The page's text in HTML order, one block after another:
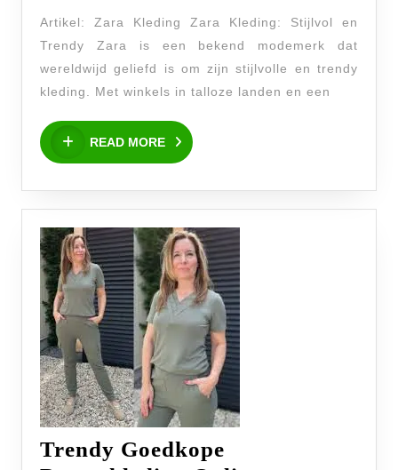
Kleding:
Stijlvol
en
Artikel: Zara Kleding Zara Kleding: Stijlvol en
Trendy Zara is een bekend modemerk dat
wereldwijd geliefd is om zijn stijlvolle en trendy
kleding. Met winkels in talloze landen en een
READ MORE
READ
MORE
Trendy Goedkope